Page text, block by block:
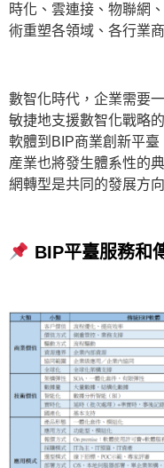
時化、雲連接、物聯網
術重塑各領域、各行業
數智化時代，企業需要
敏捷地支援數智化戰略
軟體到BIP商業創新平
産業也將發生體系性的
網轉型是共同的發展方向
BIP平臺服務和